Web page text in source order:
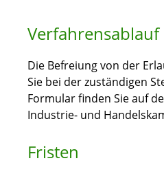
Verfahrensablauf
Die Befreiung von der
Sie bei der zuständigen
Formular finden Sie auf
Industrie- und
Fristen